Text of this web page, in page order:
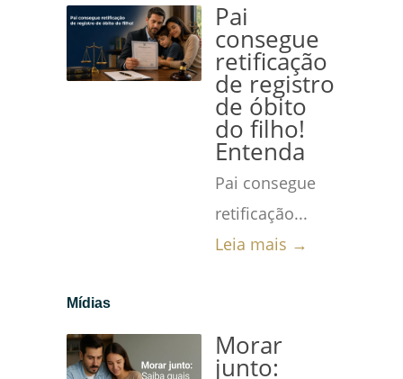
Pai
consegue
retificação
de registro
de óbito
do filho!
Entenda
Pai consegue
retificação...
Leia mais →
Mídias
Morar
junto: